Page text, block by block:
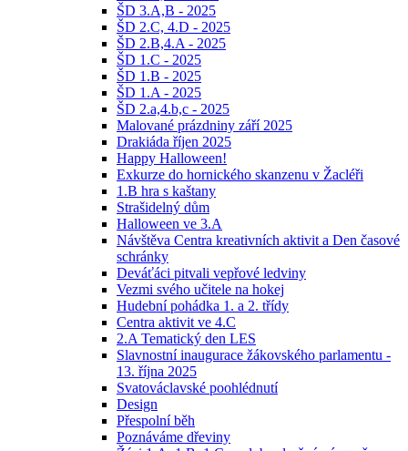
ŠD 3.A,B - 2025
ŠD 2.C, 4.D - 2025
ŠD 2.B,4.A - 2025
ŠD 1.C - 2025
ŠD 1.B - 2025
ŠD 1.A - 2025
ŠD 2.a,4.b,c - 2025
Malované prázdniny září 2025
Drakiáda říjen 2025
Happy Halloween!
Exkurze do hornického skanzenu v Žacléři
1.B hra s kaštany
Strašidelný dům
Halloween ve 3.A
Návštěva Centra kreativních aktivit a Den časové
schránky
Deváťáci pitvali vepřové ledviny
Vezmi svého učitele na hokej
Hudební pohádka 1. a 2. třídy
Centra aktivit ve 4.C
2.A Tematický den LES
Slavnostní inaugurace žákovského parlamentu -
13. října 2025
Svatováclavské poohlédnutí
Design
Přespolní běh
Poznáváme dřeviny